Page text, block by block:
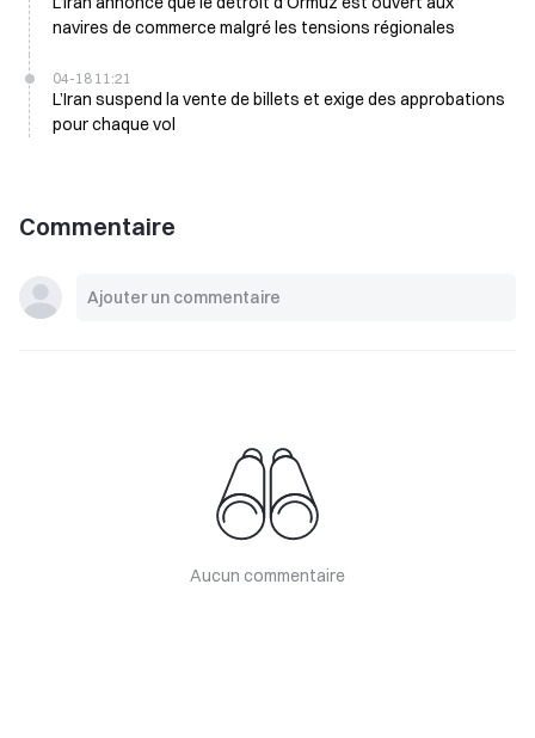
navires de commerce malgré les tensions régionales
04-18 11:21
L’Iran suspend la vente de billets et exige des approbations
pour chaque vol
Commentaire
Aucun commentaire